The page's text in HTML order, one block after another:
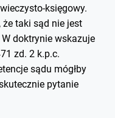
księgowy.
taki sąd nie jest
doktrynie wskazuje
zd. 2 k.p.c.
sądu mógłby
pytanie